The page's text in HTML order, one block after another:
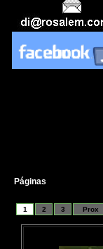
Páginas
1 2 3 Prox